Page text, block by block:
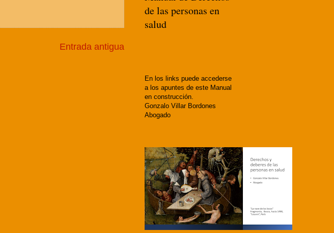
Entrada antigua
de las personas en
salud
En los links puede accederse
a los apuntes de este Manual
en construcción.
Gonzalo Villar Bordones
Abogado